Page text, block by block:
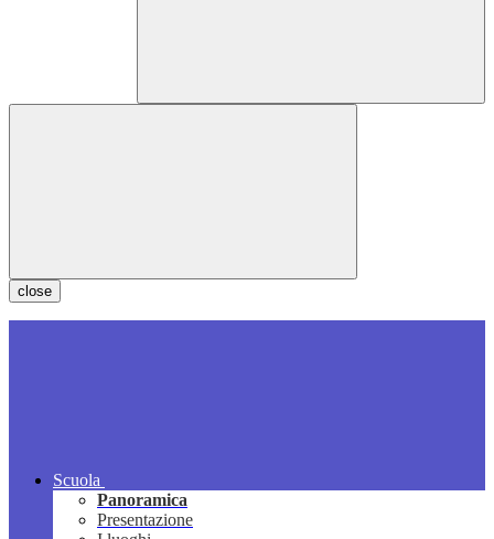
close
Scuola
Panoramica
Presentazione